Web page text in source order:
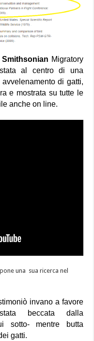
Smithsonian Migratory
al centro di una
di gatti,
e mostrata su tutte le
anche on line.
una sua ricerca nel
invano a favore
beccata dalla
sotto- mentre butta
gatti.